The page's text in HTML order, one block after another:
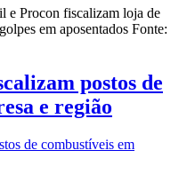
e Procon fiscalizam loja de
em aposentados Fonte:
postos de
e região